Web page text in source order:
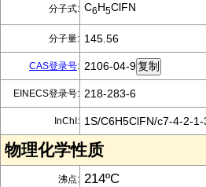
分子式: C6H5ClFN
分子量: 145.56
CAS登录号: 2106-04-9
EINECS登录号: 218-283-6
InChI: 1S/C6H5ClFN/c7-4-2-
物理化学性质
沸点: 214ºC